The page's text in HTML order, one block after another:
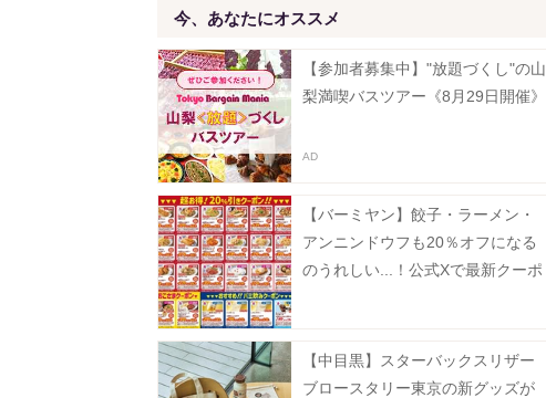
今、あなたにオススメ
【参加者募集中】"放題づくし"の山
梨満喫バスツアー《8月29日開催》
【バーミヤン】餃子・ラーメン・
アンニンドウフも20％オフになる
のうれしい...！公式Xで最新クーポ
【中目黒】スターバックスリザー
ブロースタリー東京の新グッズが